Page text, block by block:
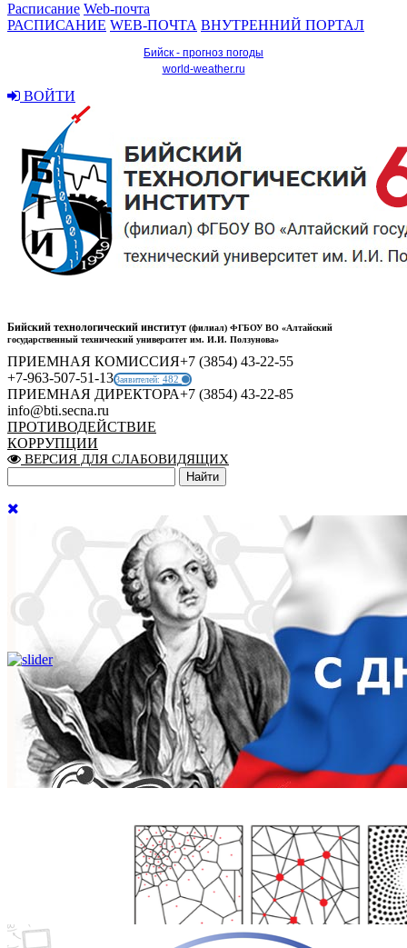
Расписание Web-почта
РАСПИСАНИЕ WEB-ПОЧТА ВНУТРЕННИЙ ПОРТАЛ
Бийск - прогноз погоды
world-weather.ru
ВОЙТИ
Бийский технологический институт (филиал) ФГБОУ ВО «Алтайский
государственный технический университет им. И.И. Ползунова»
ПРИЕМНАЯ КОМИССИЯ+7 (3854) 43-22-55
+7-963-507-51-13Заявителей: 482
ПРИЕМНАЯ ДИРЕКТОРА+7 (3854) 43-22-85
info@bti.secna.ru
ПРОТИВОДЕЙСТВИЕ
КОРРУПЦИИ
ВЕРСИЯ ДЛЯ СЛАБОВИДЯЩИХ
Аспирантам